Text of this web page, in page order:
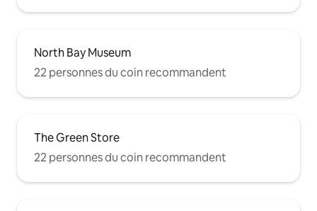
North Bay Museum
22 personnes du coin recommandent
The Green Store
22 personnes du coin recommandent